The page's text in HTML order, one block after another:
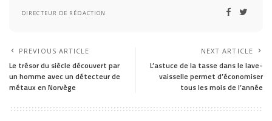
DIRECTEUR DE RÉDACTION
PREVIOUS ARTICLE
Le trésor du siècle découvert par
un homme avec un détecteur de
métaux en Norvège
NEXT ARTICLE
L’astuce de la tasse dans le lave-
vaisselle permet d’économiser
tous les mois de l’année